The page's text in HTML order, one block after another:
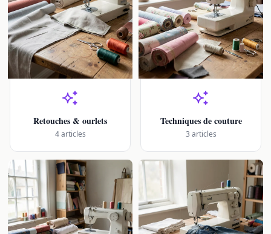
Retouches & ourlets
4 articles
Techniques de couture
3 articles